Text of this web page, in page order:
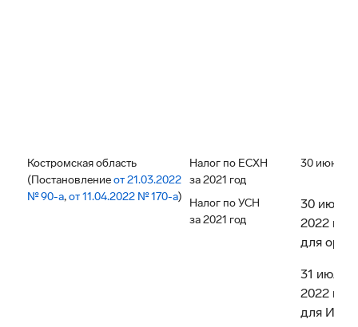
Костромская область
(Постановлениеот 21.03.2022
№ 90-а,от 11.04.2022 № 170-а)
Налог по ЕСХН
за 2021 год
30 июня
Налог по УСН
за 2021 год
30 июня
2022
для
31 июля
2022
для ИП